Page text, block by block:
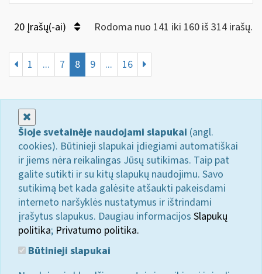
20 Įrašų(-ai) Rodoma nuo 141 iki 160 iš 314 irašų.
1 ... 7 8 9 ... 16
Šioje svetainėje naudojami slapukai (angl.
cookies). Būtinieji slapukai įdiegiami automatiškai
ir jiems nėra reikalingas Jūsų sutikimas. Taip pat
galite sutikti ir su kitų slapukų naudojimu. Savo
sutikimą bet kada galėsite atšaukti pakeisdami
interneto naršyklės nustatymus ir ištrindami
įrašytus slapukus. Daugiau informacijos Slapukų
politika; Privatumo politika.
Būtinieji slapukai